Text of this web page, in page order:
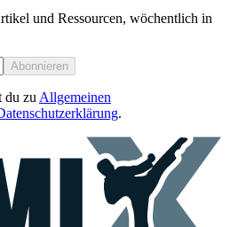
und Ressourcen, wöchentlich in
Abonnieren
du zu Allgemeinen
.